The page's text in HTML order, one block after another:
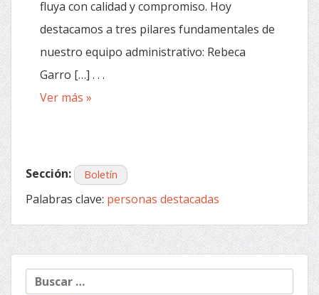
fluya con calidad y compromiso. Hoy
destacamos a tres pilares fundamentales de
nuestro equipo administrativo: Rebeca
Garro […] . . .
Ver más »
Sección: Boletín
Palabras clave: personas destacadas
Buscar: